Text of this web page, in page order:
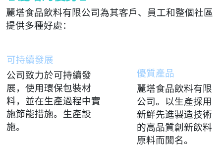
麗塔食品飲料有限公司為其客戶、員工和整個社區
提供多種好處：
可持續發展
公司致力於可持續發
展，使用環保包裝材
料，並在生產過程中實
施節能措施。生產設
施。
優質產品
麗塔食品飲料有限
公司。以生產採用
新鮮先進製造技術
的高品質創新飲料
原料而聞名。